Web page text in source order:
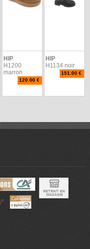
HIP
H1200
marron
120.00 €
HIP
H1134 noir
151.00 €